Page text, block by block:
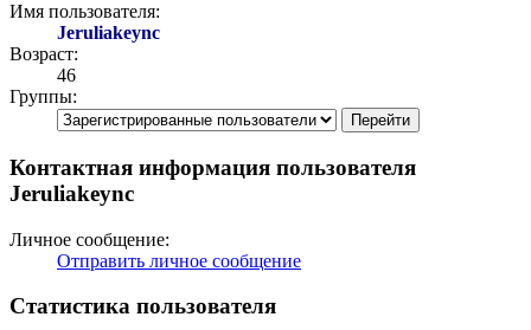
Имя пользователя:
Jeruliakeync
Возраст:
46
Группы:
Контактная информация пользователя
Jeruliakeync
Личное сообщение:
Отправить личное сообщение
Статистика пользователя